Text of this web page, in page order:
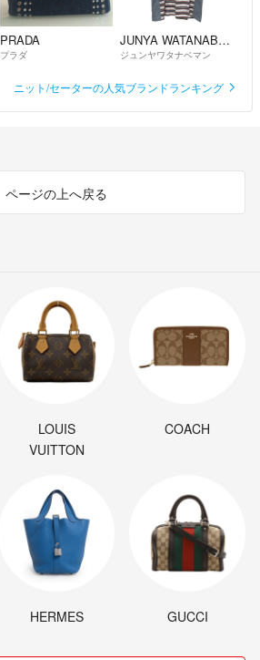
PRADA
プラダ
JUNYA WATANABE MAN
ジュンヤワタナベマン
ニット/セーターの人気ブランドランキング
ページの上へ戻る
LOUIS
VUITTON
COACH
HERMES GUCCI